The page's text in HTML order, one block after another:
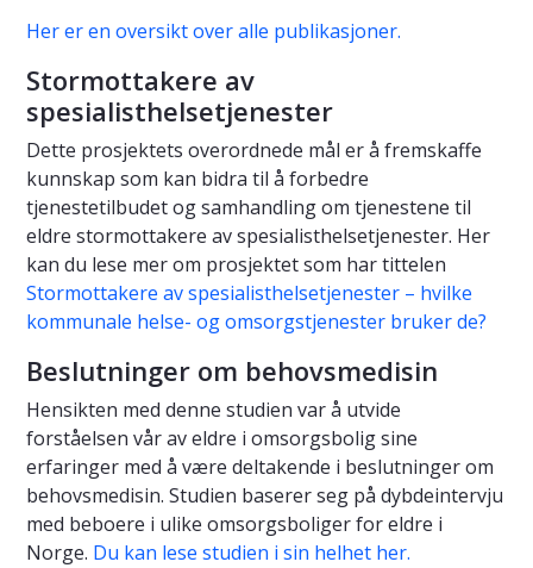
Her er en oversikt over alle publikasjoner.
Stormottakere av
spesialisthelsetjenester
Dette prosjektets overordnede mål er å fremskaffe
kunnskap som kan bidra til å forbedre
tjenestetilbudet og samhandling om tjenestene til
eldre stormottakere av spesialisthelsetjenester. Her
kan du lese mer om prosjektet som har tittelen
Stormottakere av spesialisthelsetjenester – hvilke
kommunale helse- og omsorgstjenester bruker de?
Beslutninger om behovsmedisin
Hensikten med denne studien var å utvide
forståelsen vår av eldre i omsorgsbolig sine
erfaringer med å være deltakende i beslutninger om
behovsmedisin. Studien baserer seg på dybdeintervju
med beboere i ulike omsorgsboliger for eldre i
Norge. Du kan lese studien i sin helhet her.